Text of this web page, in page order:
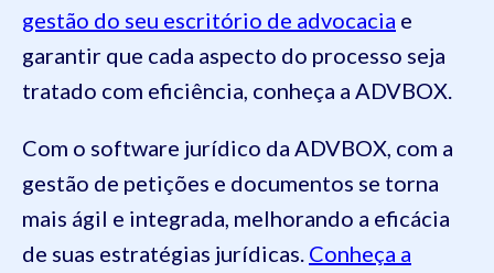
gestão do seu escritório de advocacia e
garantir que cada aspecto do processo seja
tratado com eficiência, conheça a ADVBOX.
Com o software jurídico da ADVBOX, com a
gestão de petições e documentos se torna
mais ágil e integrada, melhorando a eficácia
de suas estratégias jurídicas. Conheça a